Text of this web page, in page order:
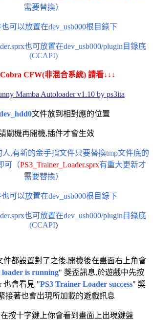
需要替換）
可以放置在dev_usb000根目錄下
也可放置在dev_usb000/plugin目錄底
(CCAPI)
CFW(非混合系統) 請看↓↓↓
Mamba Autoloader v1.10 by ps3ita
文件放到相對應的位置
關機再開機,插件才會生效
人,有新的金手指文件只要替換tmp文件底的
可（PS3_Trainer_Loader.sprx有重大更新才
需要替換）
可以放置在dev_usb000根目錄下
也可放置在dev_usb000/plugin目錄底
(CCAPI)
件都設置對了之後,開機後在畫面右上角會
loader is running" 獎盃訊息,於遊戲中先按
也會看見 "PS3 Trainer Loader success" 獎
接著也會出現所加載的遊戲訊息
按十字鍵上你會看到畫面上出現鍵盤